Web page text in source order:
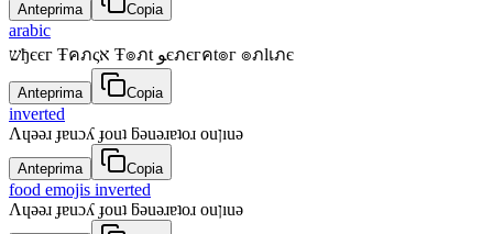
Anteprima Copia
arabic
שђєєг Ŧคภςא Ŧ๏ภt ﻮєภєгคt๏г ๏ภlเภє
Anteprima Copia
inverted
Λɥǝǝɹ ɟɐuɔʎ ɟouʇ ƃǝuǝɹɐʇoɹ ouןıuǝ
Anteprima Copia
food emojis inverted
Λɥǝǝɹ ɟɐuɔʎ ɟouʇ ƃǝuǝɹɐʇoɹ ouןıuǝ